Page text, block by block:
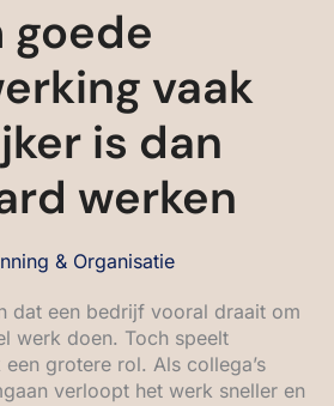
goede
vaak
is dan
werken
& Organisatie
dat een bedrijf vooral draait om
werk doen. Toch speelt
grotere rol. Als collega’s
verloopt het werk sneller en